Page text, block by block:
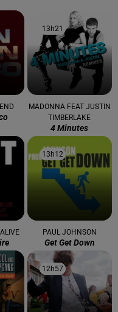
13h21
13h21
MADONNA FEAT JUSTIN
TIMBERLAKE
4 Minutes
13h12
13h12
PAUL JOHNSON
Get Get Down
12h57
12h57